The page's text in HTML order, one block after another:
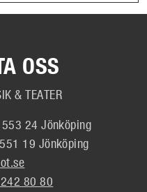
OSS
& TEATER
24 Jönköping
19 Jönköping
80 80